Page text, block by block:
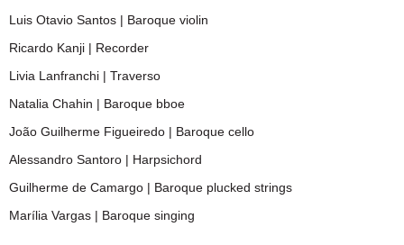
Luis Otavio Santos | Baroque violin
Ricardo Kanji | Recorder
Livia Lanfranchi | Traverso
Natalia Chahin | Baroque bboe
João Guilherme Figueiredo | Baroque cello
Alessandro Santoro | Harpsichord
Guilherme de Camargo | Baroque plucked strings
Marília Vargas | Baroque singing